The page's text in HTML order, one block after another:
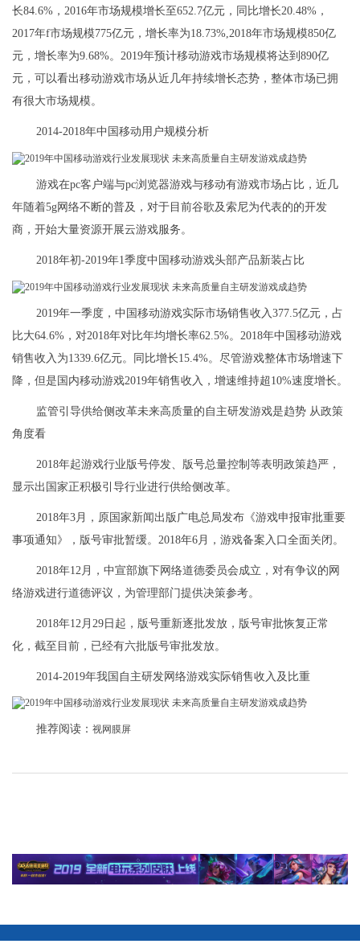
长84.6%，2016年市场规模增长至652.7亿元，同比增长20.48%，
2017年f市场规模775亿元，增长率为18.73%,2018年市场规模850亿
元，增长率为9.68%。2019年预计移动游戏市场规模将达到890亿
元，可以看出移动游戏市场从近几年持续增长态势，整体市场已拥
有很大市场规模。
2014-2018年中国移动用户规模分析
游戏在pc客户端与pc浏览器游戏与移动有游戏市场占比，近几
年随着5g网络不断的普及，对于目前谷歌及索尼为代表的的开发
商，开始大量资源开展云游戏服务。
2018年初-2019年1季度中国移动游戏头部产品新装占比
2019年一季度，中国移动游戏实际市场销售收入377.5亿元，占
比大64.6%，对2018年对比年均增长率62.5%。2018年中国移动游戏
销售收入为1339.6亿元。同比增长15.4%。尽管游戏整体市场增速下
降，但是国内移动游戏2019年销售收入，增速维持超10%速度增长。
​监管引导供给侧改革未来高质量的自主研发游戏是趋势 从政策
角度看
2018年起游戏行业版号停发、版号总量控制等表明政策趋严，
显示出国家正积极引导行业进行供给侧改革。
2018年3月，原国家新闻出版广电总局发布《游戏申报审批重要
事项通知》，版号审批暂缓。2018年6月，游戏备案入口全面关闭。
2018年12月，中宣部旗下网络道德委员会成立，对有争议的网
络游戏进行道德评议，为管理部门提供决策参考。
2018年12月29日起，版号重新逐批发放，版号审批恢复正常
化，截至目前，已经有六批版号审批发放。
2014-2019年我国自主研发网络游戏实际销售收入及比重
推荐阅读： 视网膜屏